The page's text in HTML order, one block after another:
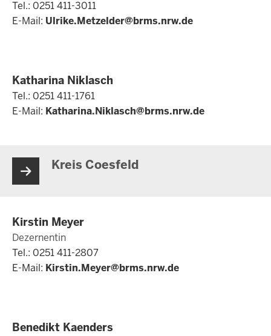
Tel.: 0251 411-3011
E-Mail: Ulrike.Metzelder@brms.nrw.de
Katharina Niklasch
Tel.: 0251 411-1761
E-Mail: Katharina.Niklasch@brms.nrw.de
Kreis Coesfeld
Kirstin Meyer
Dezernentin
Tel.: 0251 411-2807
E-Mail: Kirstin.Meyer@brms.nrw.de
Benedikt Kaenders